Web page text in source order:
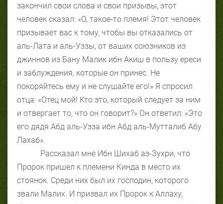
закончил свои слова и свои призывы, этот
человек сказал: «О, такое-то племя! Этот человек
призывает вас к тому, чтобы вы отказались от
аль-Лата и аль-Уззы, от ваших союзников из
джиннов из Бану Малик ибн Акиш в пользу ереси
и заблуждения, которые он принес. Не
покоряйтесь ему и не слушайте его!» Я спросил
отца: «Отец мой! Кто это, который следует за ним
и отвергает то, что он говорит?» Он ответил: «Это
его дядя Абд аль-Узза ибн Абд аль-Мутталиб Абу
Лахаб».
Рассказал мне Ибн Шихаб аз-Зухри, что
Пророк пришел к племени Кинда в место их
стоянок. Среди них был их господин, которого
звали Малих. И призвал их Пророк к Аллаху,